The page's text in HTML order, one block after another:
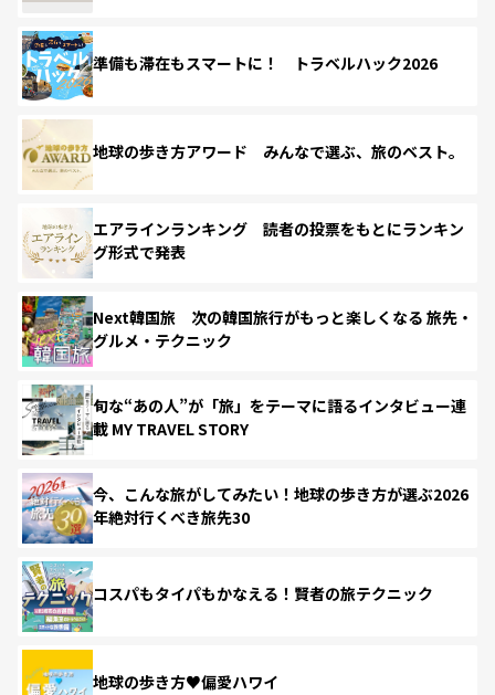
準備も滞在もスマートに！ トラベルハック2026
地球の歩き方アワード みんなで選ぶ、旅のベスト。
エアラインランキング 読者の投票をもとにランキン
グ形式で発表
Next韓国旅 次の韓国旅行がもっと楽しくなる 旅先・
グルメ・テクニック
旬な“あの人”が「旅」をテーマに語るインタビュー連
載 MY TRAVEL STORY
今、こんな旅がしてみたい！地球の歩き方が選ぶ2026
年絶対行くべき旅先30
コスパもタイパもかなえる！賢者の旅テクニック
地球の歩き方♥偏愛ハワイ